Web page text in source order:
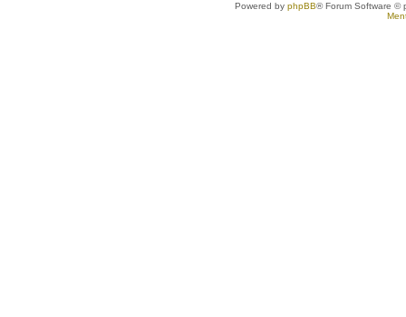
Powered byphpBB® Forum Software ©